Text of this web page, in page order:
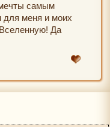
самым
меня и моих
Да